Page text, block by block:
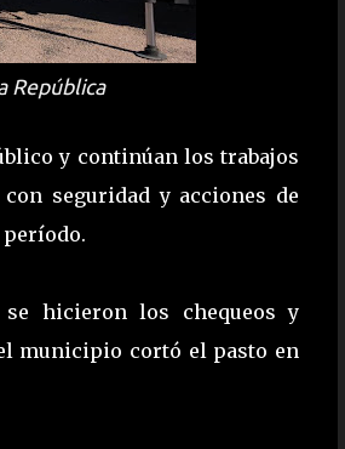
República
y continúan los trabajos
seguridad y acciones de
período.
se hicieron los chequeos y
municipio cortó el pasto en